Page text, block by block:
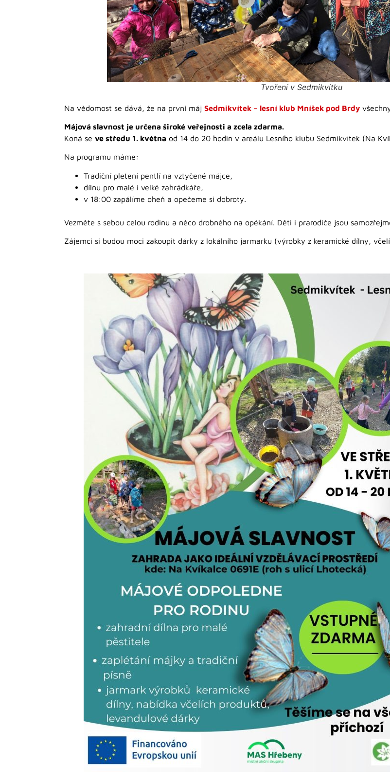
Tvoření v Sedmikvítku
Na vědomost se dává, že na první máj Sedmikvítek – lesní klub Mníšek pod Brdy
Májová slavnost je určena široké veřejnosti a zcela zdarma.
Koná se ve středu 1. května od 14 do 20 hodin v areálu Lesního klubu Sedmikvítek (Na
Na programu máme:
Tradiční pletení pentlí na vztyčené májce,
dílnu pro malé i velké zahrádkáře,
v 18:00 zapálíme oheň a opečeme si dobroty.
Vezměte s sebou celou rodinu a něco drobného na opékání. Děti i prarodiče jsou
Zájemci si budou moci zakoupit dárky z lokálního jarmarku (výrobky z keramické dílny,